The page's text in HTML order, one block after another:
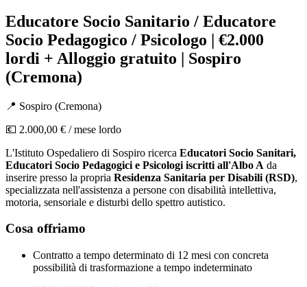
Educatore Socio Sanitario / Educatore
Socio Pedagogico / Psicologo | €2.000
lordi + Alloggio gratuito | Sospiro
(Cremona)
📍 Sospiro (Cremona)
💶 2.000,00 € / mese lordo
L'Istituto Ospedaliero di Sospiro ricerca Educatori Socio Sanitari,
Educatori Socio Pedagogici e Psicologi iscritti all'Albo A da
inserire presso la propria Residenza Sanitaria per Disabili (RSD),
specializzata nell'assistenza a persone con disabilità intellettiva,
motoria, sensoriale e disturbi dello spettro autistico.
Cosa offriamo
Contratto a tempo determinato di 12 mesi con concreta
possibilità di trasformazione a tempo indeterminato